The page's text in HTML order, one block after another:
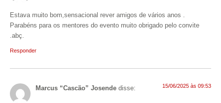
Estava muito bom,sensacional rever amigos de vários anos .
Parabéns para os mentores do evento muito obrigado pelo convite
.abç.
Responder
Marcus “Cascão” Josende disse: 15/06/2025 às 09:53